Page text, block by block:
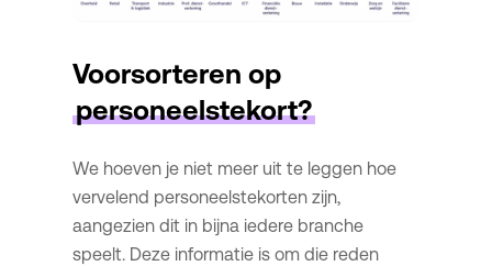
Voorsorteren op
personeelstekort?
We hoeven je niet meer uit te leggen hoe
vervelend personeelstekorten zijn,
aangezien dit in bijna iedere branche
speelt. Deze informatie is om die reden